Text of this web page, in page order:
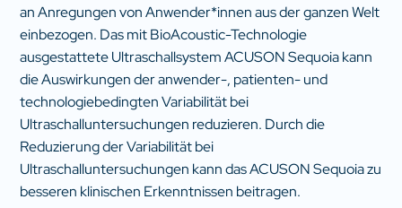
an Anregungen von Anwender*innen aus der ganzen Welt
einbezogen. Das mit BioAcoustic-Technologie
ausgestattete Ultraschallsystem ACUSON Sequoia kann
die Auswirkungen der anwender-, patienten- und
technologiebedingten Variabilität bei
Ultraschalluntersuchungen reduzieren. Durch die
Reduzierung der Variabilität bei
Ultraschalluntersuchungen kann das ACUSON Sequoia zu
besseren klinischen Erkenntnissen beitragen.